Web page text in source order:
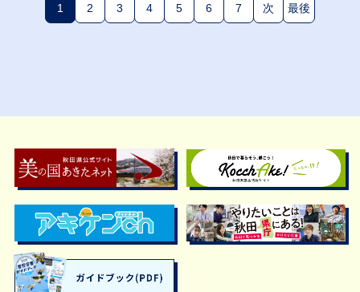
1(現在のページ)
2 3 4 5 6 7 次 最後